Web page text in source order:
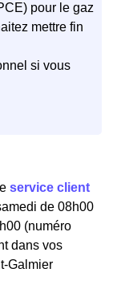
pour le gaz
mettre fin
si vous
service client
de 08h00
(numéro
dans vos
Galmier